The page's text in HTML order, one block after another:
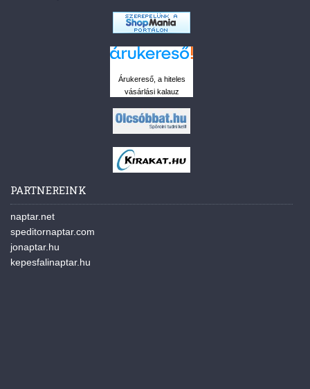
Árukereső, a hiteles
vásárlási kalauz
PARTNEREINK
naptar.net
speditornaptar.com
jonaptar.hu
kepesfalinaptar.hu